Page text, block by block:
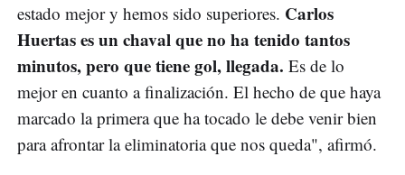
estado mejor y hemos sido superiores. Carlos
Huertas es un chaval que no ha tenido tantos
minutos, pero que tiene gol, llegada. Es de lo
mejor en cuanto a finalización. El hecho de que haya
marcado la primera que ha tocado le debe venir bien
para afrontar la eliminatoria que nos queda", afirmó.